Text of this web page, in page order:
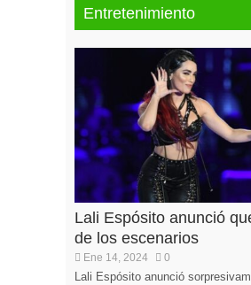
Entretenimiento
Lali Espósito anunció
de los escenarios
Ene 14, 2024 0
Lali Espósito anunció